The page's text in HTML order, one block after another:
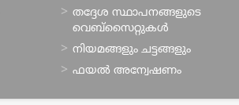
തദ്ദേശ സ്ഥാപനങ്ങളുടെ
വെബ്സൈറ്റുകള്‍
നിയമങ്ങളും ചട്ടങ്ങളും
ഫയല്‍ അന്വേഷണം